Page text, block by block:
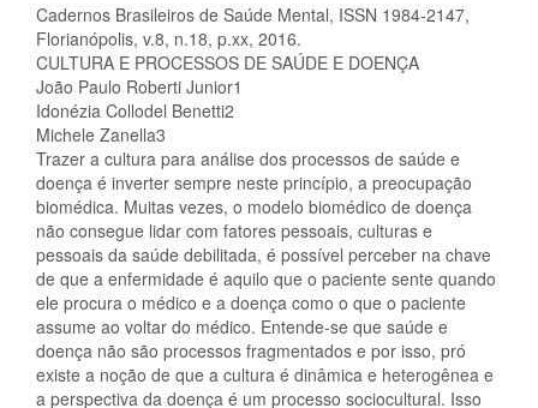
Cadernos Brasileiros de Saúde Mental, ISSN 1984-2147,
Florianópolis, v.8, n.18, p.xx, 2016.
CULTURA E PROCESSOS DE SAÚDE E DOENÇA
João Paulo Roberti Junior1
Idonézia Collodel Benetti2
Michele Zanella3
Trazer a cultura para análise dos processos de saúde e
doença é inverter sempre neste princípio, a preocupação
biomédica. Muitas vezes, o modelo biomédico de doença
não consegue lidar com fatores pessoais, culturas e
pessoais da saúde debilitada, é possível perceber na chave
de que a enfermidade é aquilo que o paciente sente quando
ele procura o médico e a doença como o que o paciente
assume ao voltar do médico. Entende-se que saúde e
doença não são processos fragmentados e por isso, pró
existe a noção de que a cultura é dinâmica e heterogênea e
a perspectiva da doença é um processo sociocultural. Isso